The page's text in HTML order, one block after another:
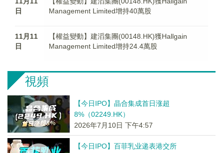
日
Management Limited增持40萬股
11月11
日
【權益變動】建滔集團(00148.HK)獲Hallgain
Management Limited增持24.4萬股
視頻
【今日IPO】晶合集成首日涨超
8%（02249.HK）
2026年7月10日 下午4:57
【今日IPO】百菲乳业递表港交所